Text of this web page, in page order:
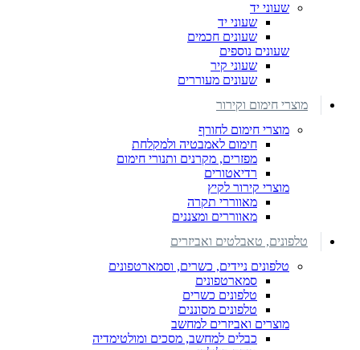
שעוני יד
שעוני יד
שעונים חכמים
שעונים נוספים
שעוני קיר
שעונים מעוררים
מוצרי חימום וקירור
מוצרי חימום לחורף
חימום לאמבטיה ולמקלחת
מפזרים, מקרנים ותנורי חימום
רדיאטורים
מוצרי קירור לקיץ
מאווררי תקרה
מאווררים ומצננים
טלפונים, טאבלטים ואביזרים
טלפונים ניידים, כשרים, וסמארטפונים
סמארטפונים
טלפונים כשרים
טלפונים מסוננים
מוצרים ואביזרים למחשב
כבלים למחשב, מסכים ומולטימדיה